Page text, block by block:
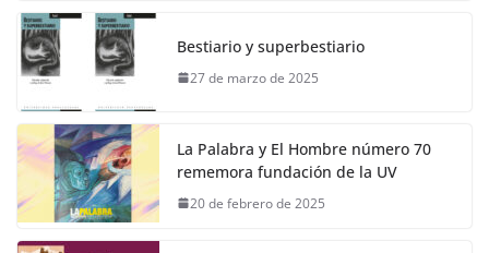
Bestiario y superbestiario
27 de marzo de 2025
La Palabra y El Hombre número 70
rememora fundación de la UV
20 de febrero de 2025